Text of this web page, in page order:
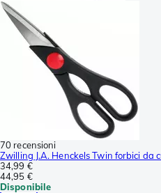
70 recensioni
Zwilling J.A. Henckels Twin forbici da
34,99 €
44,95 €
Disponibile